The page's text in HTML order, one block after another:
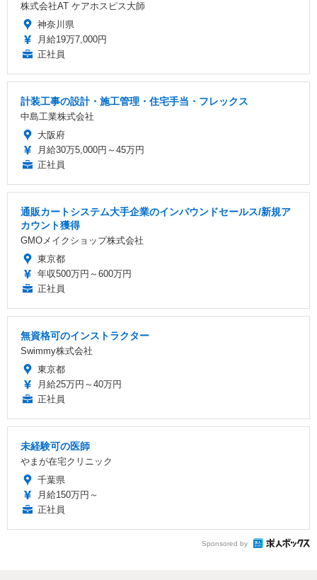
株式会社AT ケアホスピス大師
神奈川県
月給19万7,000円
正社員
計装工事の設計・施工管理・住宅手当・フレックス
中島工業株式会社
大阪府
月給30万5,000円～45万円
正社員
通販カートシステム大手企業のインバウンドセールス/新規ア
カウント獲得
GMOメイクショップ株式会社
東京都
年収500万円～600万円
正社員
無資格可のインストラクター
Swimmy株式会社
東京都
月給25万円～40万円
正社員
未経験可の医師
やまが在宅クリニック
千葉県
月給150万円～
正社員
Sponsored by